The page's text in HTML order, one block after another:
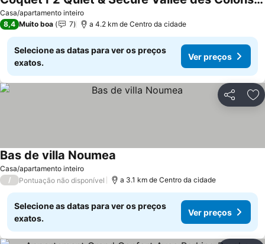
Casa/apartamento inteiro
Ver preços
8,4 Muito boa 7 a 4.2 km de Centro da cidade
Selecione as datas para ver os preços
exatos.
Ver preços
Partilhar
Casa/apartamento inteiro
Bas de villa Noumea
/ Pontuação não disponível a 3.1 km de Centro da cidade
Selecione as datas para ver os preços
exatos.
Ver preços